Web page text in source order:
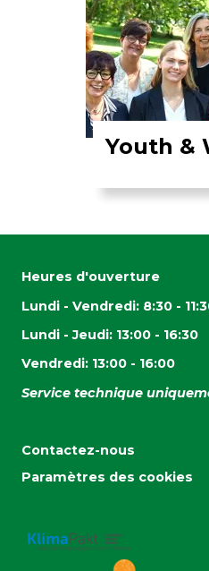
Youth &
Heures d'ouverture
Lundi - Vendredi: 8:30 -
Lundi - Jeudi: 13:00 - 16:30
Vendredi: 13:00 - 16:00
Service technique
Contactez-nous
Paramètres des cookies